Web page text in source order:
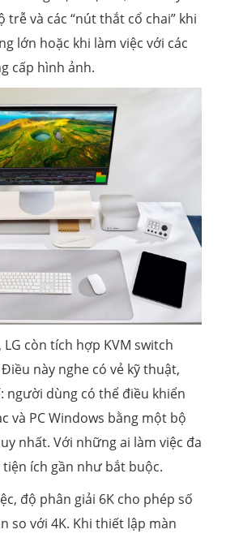
trễ và các “nút thắt cổ chai” khi
lớn hoặc khi làm việc với các
cấp hình ảnh.
còn tích hợp KVM switch
này nghe có vẻ kỹ thuật,
người dùng có thể điều khiển
và PC Windows bằng một bộ
nhất. Với những ai làm việc đa
ích gần như bắt buộc.
độ phân giải 6K cho phép số
so với 4K. Khi thiết lập màn